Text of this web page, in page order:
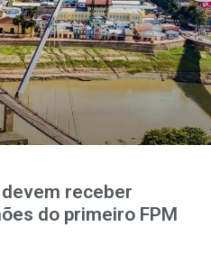
receber
do primeiro FPM